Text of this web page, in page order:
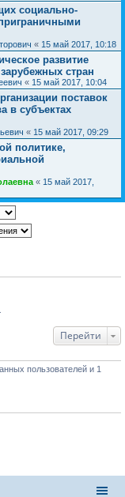
социально-
« 15 май 2017, 10:18
развитие
стран
« 15 май 2017, 10:04
поставок
в субъектах
« 15 май 2017, 09:29
политике,
« 15 май 2017,
Перейти
пользователей и 1